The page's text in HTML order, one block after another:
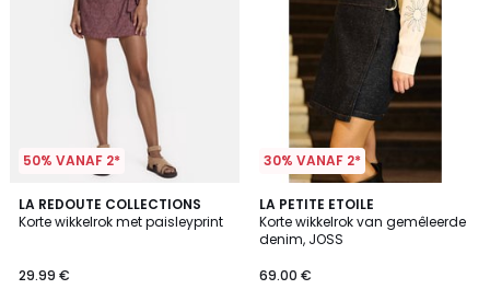
50% VANAF 2*
LA REDOUTE COLLECTIONS
Korte wikkelrok met paisleyprint
29.99 €
30% VANAF 2*
LA PETITE ETOILE
Korte wikkelrok van gemêleerde
denim, JOSS
69.00 €